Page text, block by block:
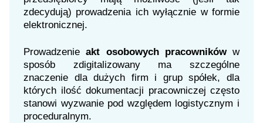
zdecydują) prowadzenia ich wyłącznie w formie
elektronicznej.
Prowadzenie akt osobowych pracowników w
sposób zdigitalizowany ma szczególne
znaczenie dla dużych firm i grup spółek, dla
których ilość dokumentacji pracowniczej często
stanowi wyzwanie pod względem logistycznym i
proceduralnym.